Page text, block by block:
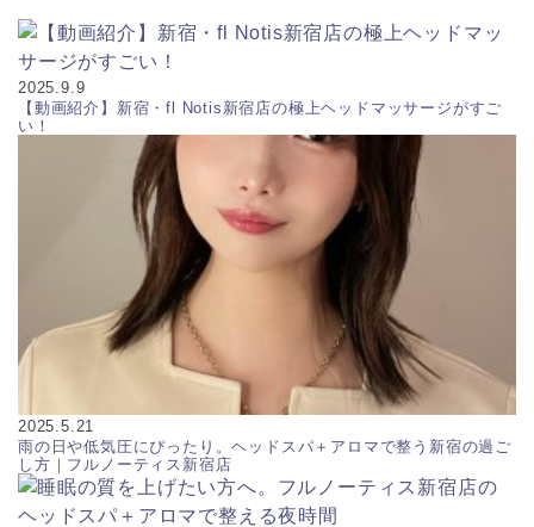
2025.9.9
【動画紹介】新宿・fl Notis新宿店の極上ヘッドマッサージがすご
い！
2025.5.21
雨の日や低気圧にぴったり。ヘッドスパ＋アロマで整う新宿の過ご
し方｜フルノーティス新宿店